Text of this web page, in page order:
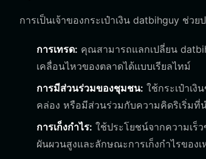
การเป็นเจ้าของกระเป๋าเงิน datbihguy ช่
การเทรด: คุณสามารถแลกเปลี่ยน
เคลื่อนไหวของตลาดได้แบบเรียลไทม์
การมีส่วนร่วมของชุมชน: ใช้กระเป๋าเ
คล่อง หรือมีส่วนร่วมกับความคิดริเริ่มที่
การเก็งกำไร: ใช้ประโยชน์จากความเร็
ผันผวนสูงและลักษณะการเก็งกำไรของ